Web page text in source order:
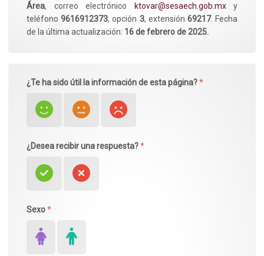
Área, correo electrónico ktovar@sesaech.gob.mxy
teléfono9616912373, opción 3, extensión 69217. Fecha
de la última actualización: 16 de febrero de 2025.
¿Te ha sido útil la información de esta página?*
¿Desea recibir una respuesta?*
Sexo*